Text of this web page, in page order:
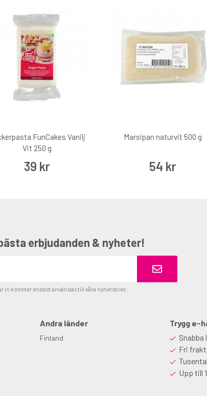
FunCakes Svart 250 g
39 kr
€4
FunCakes Vanilj
Vit 250 g
39 kr
Marsipan naturvit 500 g
54 kr
erbjudanden & nyheter!
in kommer endast användas till våra nyhetsbrev.
Andra länder
Finland
Trygg e-
Snabba
Fri frakt
Upp till